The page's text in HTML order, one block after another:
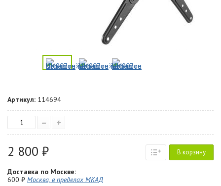
Артикул: 114694
– +
2 800 ₽ В корзину
Доставка по Москве:
600 ₽ Москва, в пределах МКАД